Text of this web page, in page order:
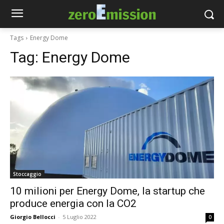
Tags Energy Dome
Tag: Energy Dome
Stoccaggio
10 milioni per Energy Dome, la startup che
produce energia con la CO2
Giorgio Bellocci - 5 Luglio 2022 0